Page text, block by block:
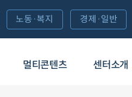
멀티콘텐츠 센터소개
노동·복지 경제·일반